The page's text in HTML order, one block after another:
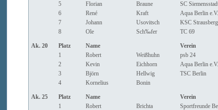
5
Florian Braune
SC
6
René Kraft
Aqua Berlin e.V.
7
Johann Usovitsch
KSC Strausberg
8
Ole Sch‰fer TC 69
Ak. 20 Platz Name
Verein
1
Robert Weißhuhn
psb 24
2
Kevin Eichhorn
Aqua Berlin e.V.
3
Björn Hellwig
TSC Berlin
4
Kornelius Bonin
Ak. 25 Platz Name
Verein
1
Robert Brichta
Sportfreunde